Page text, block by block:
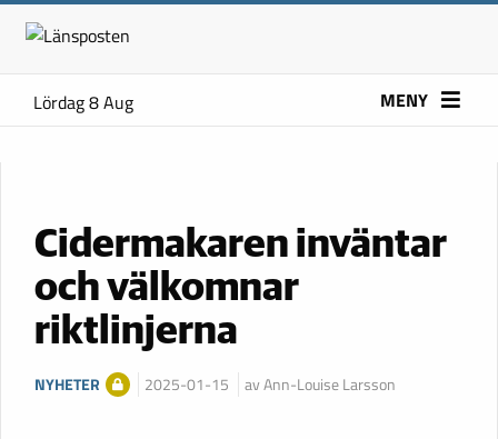
Lördag 8 Aug MENY
Cidermakaren inväntar
och välkomnar
riktlinjerna
NYHETER 2025-01-15 av Ann-Louise Larsson